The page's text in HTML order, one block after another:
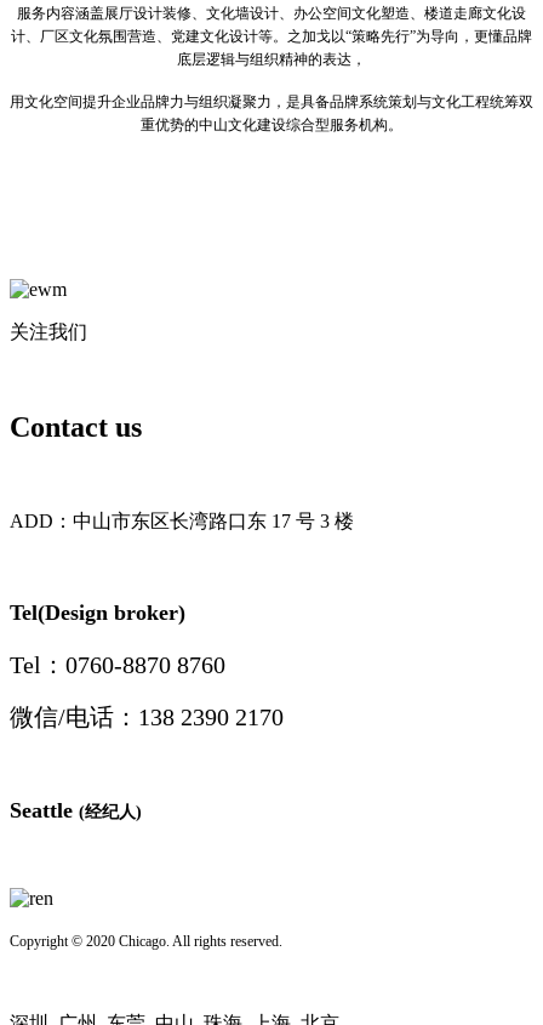
服务内容涵盖展厅设计装修、 文化墙设计、办公空间文化塑造、楼道走廊文化设
计、厂区文化氛围营造、党建文化设计等。之加戈以“策略先行”为导向，更懂品牌
底层逻辑与组织精神的表达，
用文化空间提升企业品牌力与组织凝聚力，是具备品牌系统策划与文化工程统筹双
重优势的中山文化建设综合型服务机构。
关注我们
Contact us
ADD：中山市东区长湾路口东 17 号 3 楼
Tel(Design broker)
Tel：0760-8870 8760
微信/电话：138 2390 2170
Seattle (经纪人)
Copyright © 2020 Chicago. All rights reserved.